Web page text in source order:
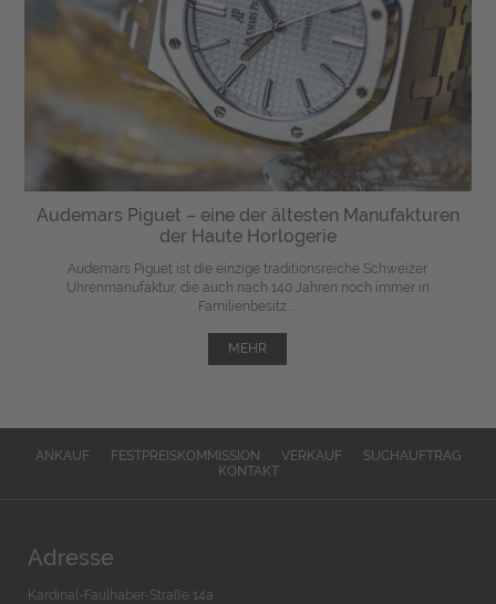
Audemars Piguet – eine der ältesten Manufakturen
der Haute Horlogerie
Audemars Piguet ist die einzige traditionsreiche Schweizer
Uhrenmanufaktur, die auch nach 140 Jahren noch immer in
Familienbesitz ...
MEHR
ANKAUF FESTPREISKOMMISSION VERKAUF
SUCHAUFTRAG
KONTAKT
Adresse
Kardinal-Faulhaber-Straße 14a